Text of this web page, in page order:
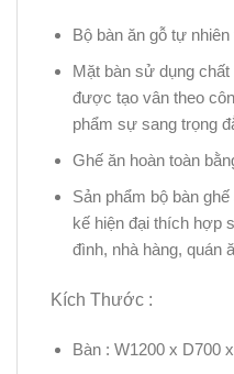
Bộ bàn ăn gỗ tự nhiên
Mặt bàn sử dụng
được tạo vân theo
phẩm sự sang trọng
Ghế ăn hoàn toàn
Sản phẩm bộ bàn
kế hiện đại thích hợp
đình, nhà hàng, quán
Kích Thước :
Bàn : W1200 x D700